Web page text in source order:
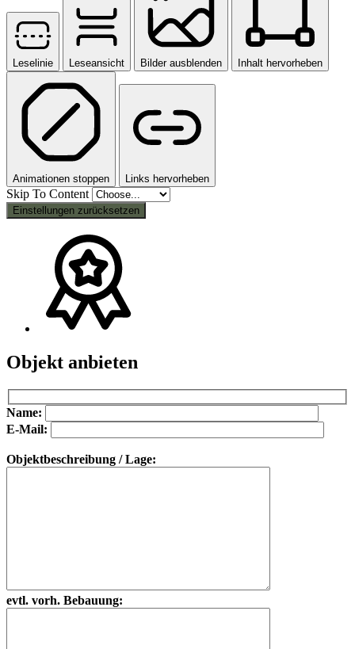
Leselinie Leseansicht Bilder ausblenden Inhalt hervorheben
Animationen stoppen Links hervorheben
Skip To Content
Einstellungen zurücksetzen
Objekt anbieten
Bitte lasse dieses Feld leer.
Bitte lasse dieses Feld leer.
Name:
E-Mail:
Objektbeschreibung / Lage:
evtl. vorh. Bebauung: